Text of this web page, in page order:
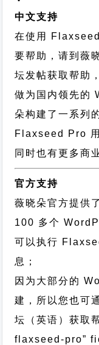
中文支持
在使用
要帮助，请到薇
坛发帖获取帮助
做为国内领先的
朵构建了一系列
Flaxseed Pro
同时也有更多商
官方支持
薇晓朵官方提供
100 多个
可以执行
息；
因为大部分的
建，所以您也可
坛
（英语）获
flaxseed-pro”